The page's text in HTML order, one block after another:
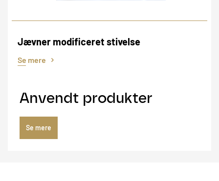
Anvendt produkter
Se mere
Jævner modificeret stivelse
Se mere